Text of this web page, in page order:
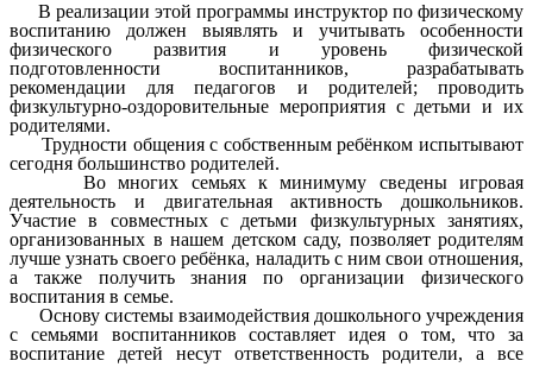
В реализации этой программы инструктор по физическому
воспитанию должен выявлять и учитывать особенности
физического развития и уровень физической
подготовленности воспитанников, разрабатывать
рекомендации для педагогов и родителей; проводить
физкультурно-оздоровительные мероприятия с детьми и их
родителями.
Трудности общения с собственным ребёнком испытывают
сегодня большинство родителей.
Во многих семьях к минимуму сведены игровая
деятельность и двигательная активность дошкольников.
Участие в совместных с детьми физкультурных занятиях,
организованных в нашем детском саду, позволяет родителям
лучше узнать своего ребёнка, наладить с ним свои отношения,
а также получить знания по организации физического
воспитания в семье.
Основу системы взаимодействия дошкольного учреждения
с семьями воспитанников составляет идея о том, что за
воспитание детей несут ответственность родители, а все